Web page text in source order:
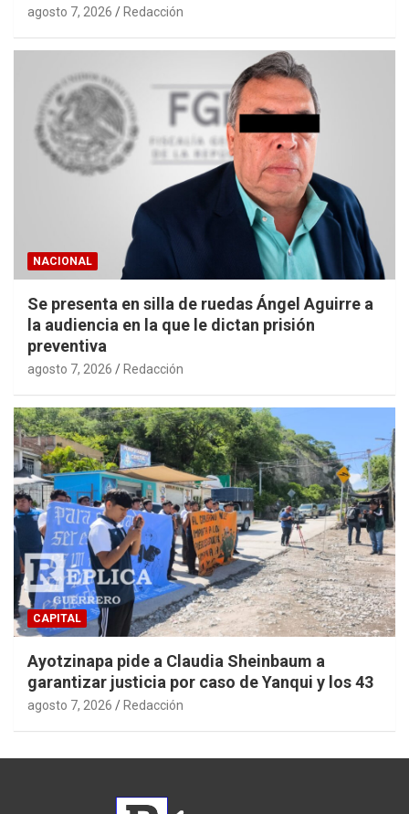
agosto 7, 2026 Redacción
NACIONAL
Se presenta en silla de ruedas Ángel Aguirre a
la audiencia en la que le dictan prisión
preventiva
agosto 7, 2026 Redacción
CAPITAL
Ayotzinapa pide a Claudia Sheinbaum a
garantizar justicia por caso de Yanqui y los 43
agosto 7, 2026 Redacción